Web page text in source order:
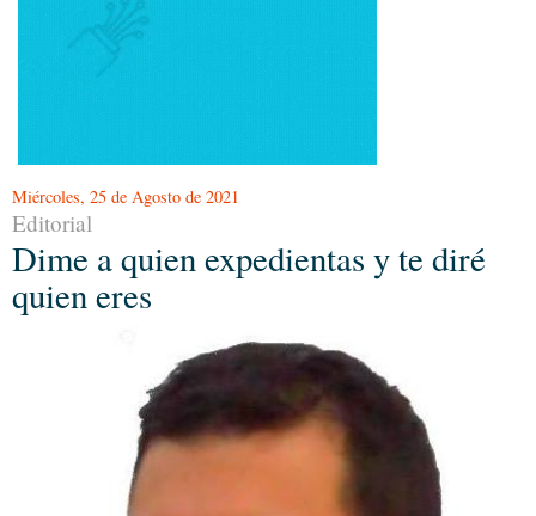
Miércoles, 25 de Agosto de 2021
Editorial
Dime a quien expedientas y te diré
quien eres